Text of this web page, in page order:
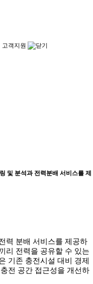
고객지원
및 분석과 전력분배 서비스를 제
력 분배 서비스를 제공하
리 전력을 공유할 수 있는
기존 충전시설 대비 경제
전 공간 접근성을 개선하